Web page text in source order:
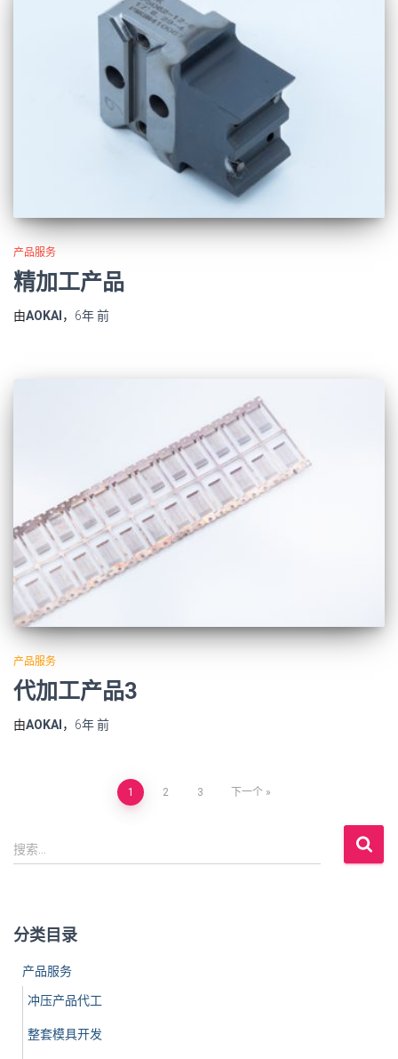
产品服务
精加工产品
由AOKAI ， 6年前
产品服务
代加工产品3
由AOKAI， 6年前
章
航
1 2 3 下一个
搜
索
搜索…
分类目录
产品服务
冲压产品代工
整套模具开发